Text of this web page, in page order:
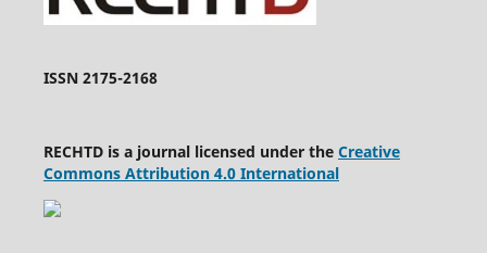
ISSN 2175-2168
RECHTD is a journal licensed under the Creative
Commons Attribution 4.0 International